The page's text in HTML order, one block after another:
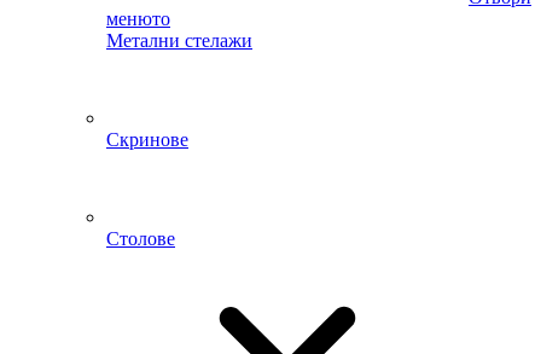
менюто
Метални стелажи
Скринове
Столове